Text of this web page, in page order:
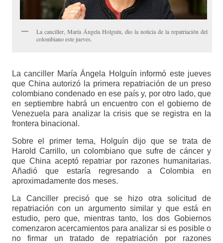
La canciller, María Ángela Holguín, dio la noticia de la repatriación del
colombiano este jueves.
La canciller María Ángela Holguín informó este jueves
que China autorizó la primera repatriación de un preso
colombiano condenado en ese país y, por otro lado, que
en septiembre habrá un encuentro con el gobierno de
Venezuela para analizar la crisis que se registra en la
frontera binacional.
Sobre el primer tema, Holguín dijo que se trata de
Harold Carrillo, un colombiano que sufre de cáncer y
que China aceptó repatriar por razones humanitarias.
Añadió que estaría regresando a Colombia en
aproximadamente dos meses.
La Canciller precisó que se hizo otra solicitud de
repatriación con un argumento similar y que está en
estudio, pero que, mientras tanto, los dos Gobiernos
comenzaron acercamientos para analizar si es posible o
no firmar un tratado de repatriación por razones